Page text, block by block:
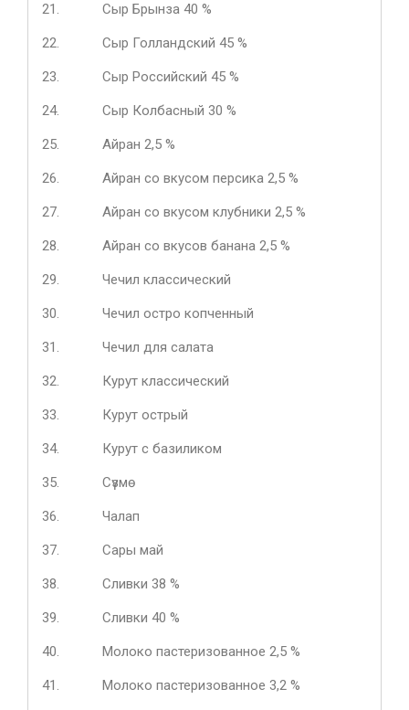
21. Сыр Брынза 40 %
22. Сыр Голландский 45 %
23. Сыр Российский 45 %
24. Сыр Колбасный 30 %
25. Айран 2,5 %
26. Айран со вкусом персика 2,5 %
27. Айран со вкусом клубники 2,5 %
28. Айран со вкусов банана 2,5 %
29. Чечил классический
30. Чечил остро копченный
31. Чечил для салата
32. Курут классический
33. Курут острый
34. Курут с базиликом
35. Сүзмө
36. Чалап
37. Сары май
38. Сливки 38 %
39. Сливки 40 %
40. Молоко пастеризованное 2,5 %
41. Молоко пастеризованное 3,2 %